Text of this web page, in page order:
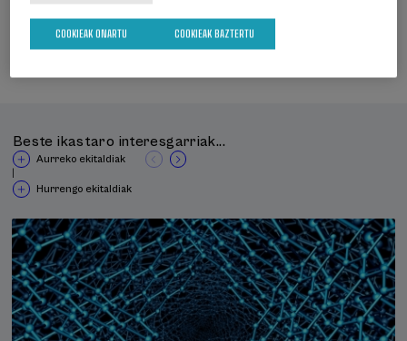
Gaztelera
Aurrez aurrekoa
Beste ikastaro interesgarriak...
Aurreko ekitaldiak
Hurrengo ekitaldiak
COOKIEAK BAZTERTU
COOKIEAK ONARTU